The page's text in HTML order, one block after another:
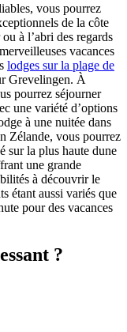
vous pourrez
de la côte
à l’abri des regards
vacances
lodges sur la plage de
Grevelingen. À
pourrez séjourner
une variété d’options
à une nuitée dans
Zélande, vous pourrez
sur la plus haute dune
une grande
à découvrir le
étant aussi variés que
pour des vacances
?